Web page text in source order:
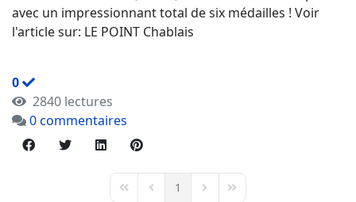
avec un impressionnant total de six médailles ! Voir
l'article sur: LE POINT Chablais
0
2840 lectures
0 commentaires
First PagePrevious Page
1 Next PageLast Page